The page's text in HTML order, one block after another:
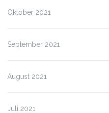
Oktober 2021
September 2021
August 2021
Juli 2021